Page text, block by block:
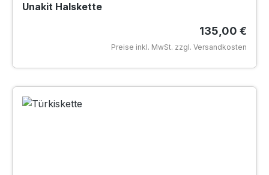
Unakit Halskette
Regulärer
135,00 €
Preise inkl. MwSt. zzgl. Versandkosten